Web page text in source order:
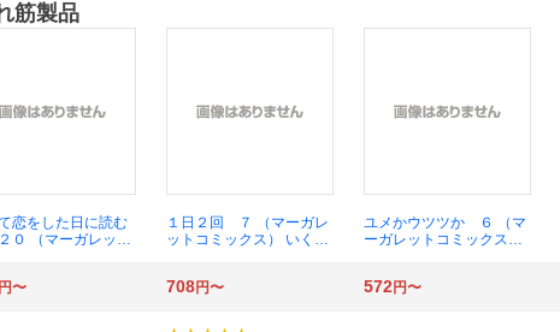
筋製品
恋をした日に読む
０ （マーガレット
１日２回 ７ （マーガレ
ットコミックス） いくえ
ユメかウツツか ６ （マ
ーガレットコミックス）
円〜 708円〜 572円〜